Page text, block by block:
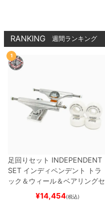
RANKING 週間ランキング
1
足回りセット INDEPENDENT
SET インディペンデント
トラ
ック＆ウィール＆ベアリングセ
（トリック用）
ード スケボー
¥14,454(税込)